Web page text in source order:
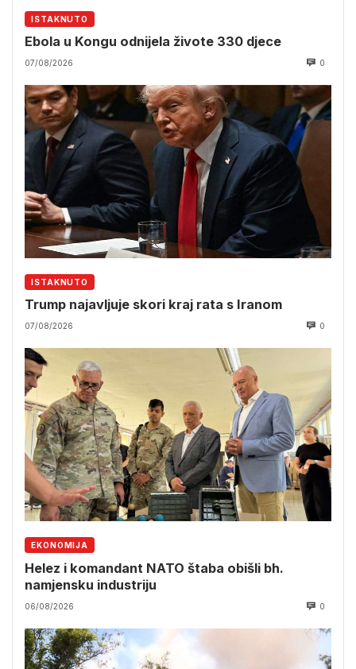
ISTAKNUTO
Ebola u Kongu odnijela živote 330 djece
07/08/2026 0
ISTAKNUTO
Trump najavljuje skori kraj rata s Iranom
07/08/2026 0
EKONOMIJA
Helez i komandant NATO štaba obišli bh.
namjensku industriju
06/08/2026 0